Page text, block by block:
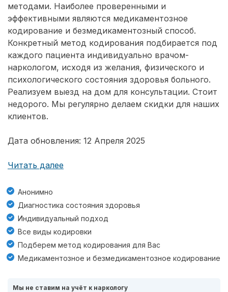
методами. Наиболее проверенными и
эффективными являются медикаментозное
кодирование и безмедикаментозный способ.
Конкретный метод кодирования подбирается под
каждого пациента индивидуально врачом-
наркологом, исходя из желания, физического и
психологического состояния здоровья больного.
Реализуем выезд на дом для консультации. Стоит
недорого. Мы регулярно делаем скидки для наших
клиентов.
Дата обновления: 12 Апреля 2025
Читать далее
Анонимно
Диагностика состояния здоровья
Индивидуальный подход
Все виды кодировки
Подберем метод кодирования для Вас
Медикаментозное и безмедикаментозное кодирование
Мы не ставим на учёт к наркологу